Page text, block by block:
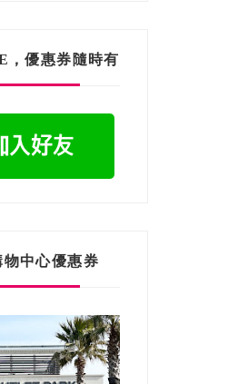
，優惠券隨時有
物中心優惠券